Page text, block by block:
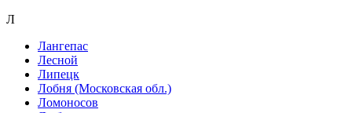
Л
Лангепас
Лесной
Липецк
Лобня (Московская обл.)
Ломоносов